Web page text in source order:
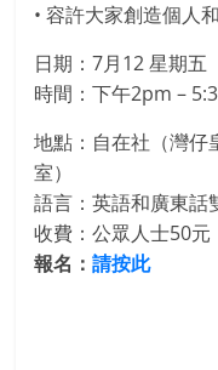
• 容許大家創造個人
日期：7月12 星期五
時間：下午2pm –
地點：自在社（灣仔
室）
語言：英語和廣東話
收費：公眾人士50元
報名：請按此